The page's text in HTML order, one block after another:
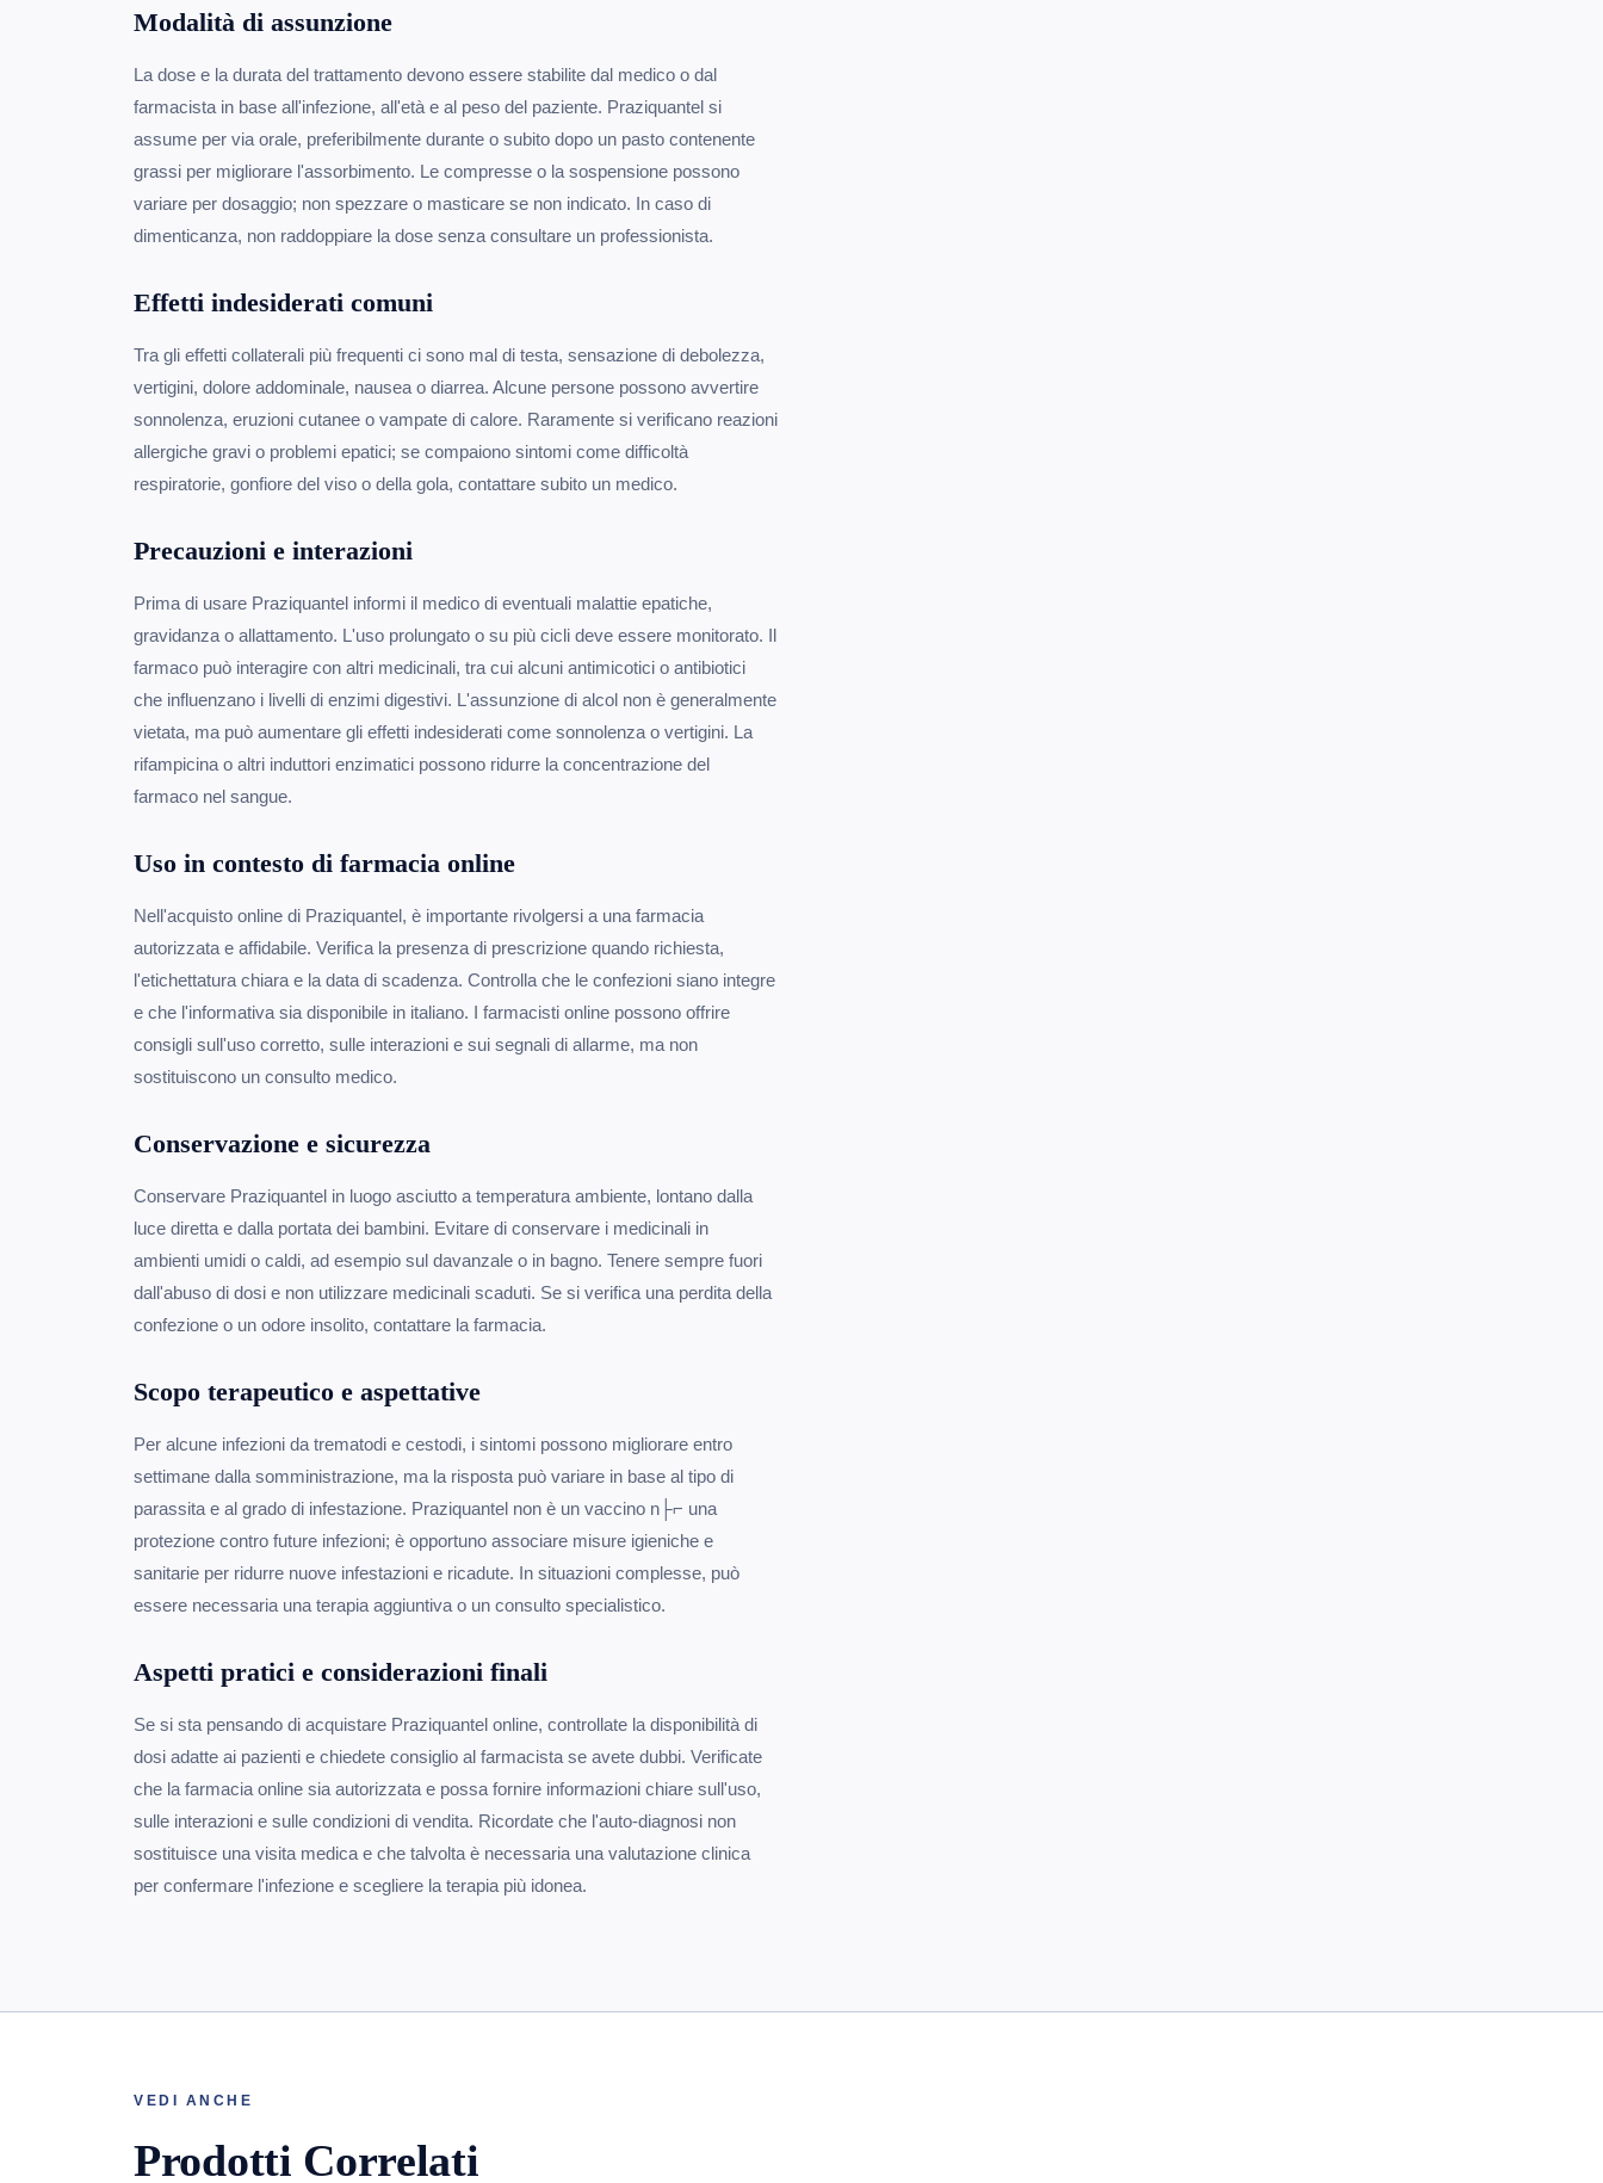
Modalità di assunzione
La dose e la durata del trattamento devono essere stabilite dal medico o dal
farmacista in base all'infezione, all'età e al peso del paziente. Praziquantel si
assume per via orale, preferibilmente durante o subito dopo un pasto contenente
grassi per migliorare l'assorbimento. Le compresse o la sospensione possono
variare per dosaggio; non spezzare o masticare se non indicato. In caso di
dimenticanza, non raddoppiare la dose senza consultare un professionista.
Effetti indesiderati comuni
Tra gli effetti collaterali più frequenti ci sono mal di testa, sensazione di debolezza,
vertigini, dolore addominale, nausea o diarrea. Alcune persone possono avvertire
sonnolenza, eruzioni cutanee o vampate di calore. Raramente si verificano reazioni
allergiche gravi o problemi epatici; se compaiono sintomi come difficoltà
respiratorie, gonfiore del viso o della gola, contattare subito un medico.
Precauzioni e interazioni
Prima di usare Praziquantel informi il medico di eventuali malattie epatiche,
gravidanza o allattamento. L'uso prolungato o su più cicli deve essere monitorato. Il
farmaco può interagire con altri medicinali, tra cui alcuni antimicotici o antibiotici
che influenzano i livelli di enzimi digestivi. L'assunzione di alcol non è generalmente
vietata, ma può aumentare gli effetti indesiderati come sonnolenza o vertigini. La
rifampicina o altri induttori enzimatici possono ridurre la concentrazione del
farmaco nel sangue.
Uso in contesto di farmacia online
Nell'acquisto online di Praziquantel, è importante rivolgersi a una farmacia
autorizzata e affidabile. Verifica la presenza di prescrizione quando richiesta,
l'etichettatura chiara e la data di scadenza. Controlla che le confezioni siano integre
e che l'informativa sia disponibile in italiano. I farmacisti online possono offrire
consigli sull'uso corretto, sulle interazioni e sui segnali di allarme, ma non
sostituiscono un consulto medico.
Conservazione e sicurezza
Conservare Praziquantel in luogo asciutto a temperatura ambiente, lontano dalla
luce diretta e dalla portata dei bambini. Evitare di conservare i medicinali in
ambienti umidi o caldi, ad esempio sul davanzale o in bagno. Tenere sempre fuori
dall'abuso di dosi e non utilizzare medicinali scaduti. Se si verifica una perdita della
confezione o un odore insolito, contattare la farmacia.
Scopo terapeutico e aspettative
Per alcune infezioni da trematodi e cestodi, i sintomi possono migliorare entro
settimane dalla somministrazione, ma la risposta può variare in base al tipo di
parassita e al grado di infestazione. Praziquantel non è un vaccino n├⌐ una
protezione contro future infezioni; è opportuno associare misure igieniche e
sanitarie per ridurre nuove infestazioni e ricadute. In situazioni complesse, può
essere necessaria una terapia aggiuntiva o un consulto specialistico.
Aspetti pratici e considerazioni finali
Se si sta pensando di acquistare Praziquantel online, controllate la disponibilità di
dosi adatte ai pazienti e chiedete consiglio al farmacista se avete dubbi. Verificate
che la farmacia online sia autorizzata e possa fornire informazioni chiare sull'uso,
sulle interazioni e sulle condizioni di vendita. Ricordate che l'auto-diagnosi non
sostituisce una visita medica e che talvolta è necessaria una valutazione clinica
per confermare l'infezione e scegliere la terapia più idonea.
VEDI ANCHE
Prodotti Correlati